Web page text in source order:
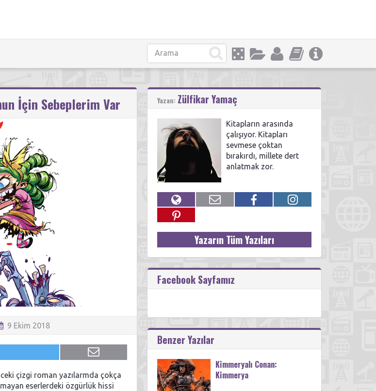
İçin Sebeplerim Var
9 Ekim 2018
çizgi roman yazılarmda çokça
eserlerdeki özgürlük hissi
Yazan: Zülfikar Yamaç
Kitapların arasında
çalışıyor. Kitapları
sevmese çoktan
bırakırdı, millete dert
anlatmak zor.
Yazarın Tüm Yazıları
Facebook Sayfamız
Benzer Yazılar
Kimmeryalı Conan:
Kimmerya